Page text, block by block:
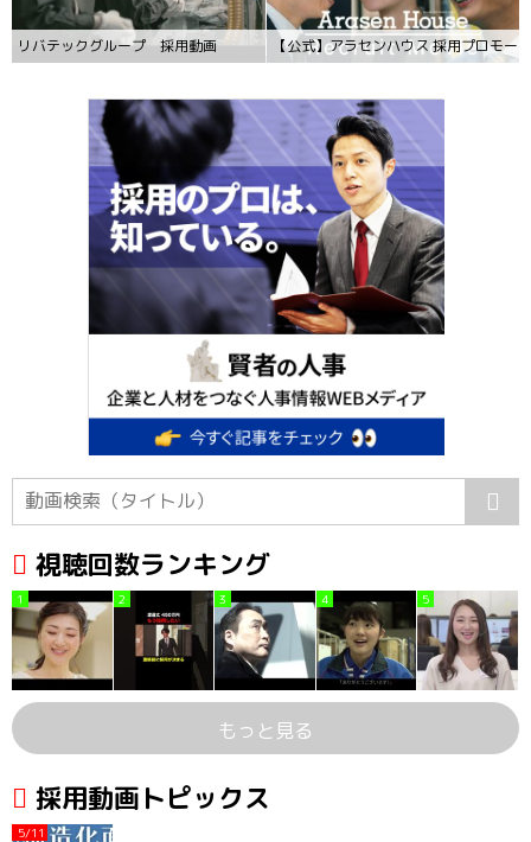
【公式】アラセンハウス 採用プロモー
リバテックグループ 採用動画
視聴回数ランキング
1 2 3 4 5
もっと見る
採用動画トピックス
5/11